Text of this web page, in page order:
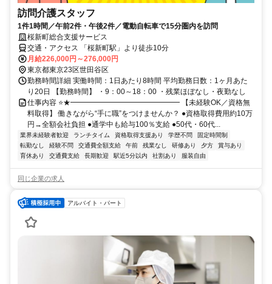
訪問介護スタッフ
1件1時間／午前2件・午後2件／電動自転車で15分圏内を訪問
桜新町総合支援サービス
交通・アクセス 「桜新町駅」より徒歩10分
月給226,000円～276,000円
東京都東京23区世田谷区
勤務時間詳細 実働時間：1日あたり8時間 平均勤務日数：1ヶ月あた
り20日 【勤務時間】 ・9：00～18：00 ・残業ほぼなし・夜勤なし
仕事内容 ⭐★━━━━━━━━━━━━━━━ 【未経験OK／資格無
料取得】 働きながら“手に職”をつけませんか？ ●資格取得費用約10万
円→全額会社負担 ●通学中も給与100％支給 ●50代・60代...
業界未経験者歓迎 ランチタイム 資格取得支援あり 学歴不問
固定時間制
転勤なし
経験不問 交通費全額支給 午前 残業なし 研修あり 夕方
賞与あり
育休あり
交通費支給 長期歓迎 駅近5分以内 社割あり 服装自由
同じ企業の求人
アルバイト・パート